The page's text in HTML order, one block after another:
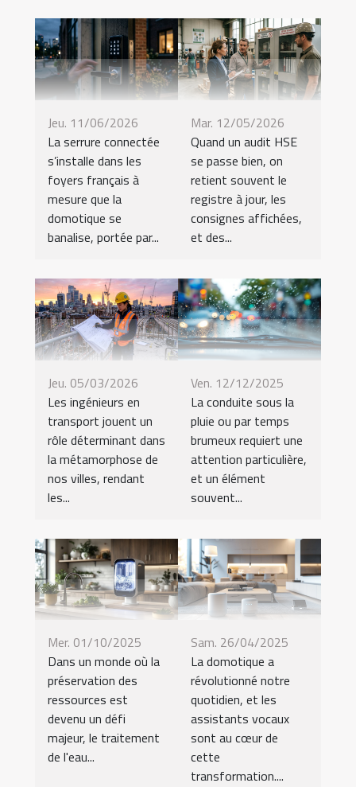
Jeu. 11/06/2026
La serrure connectée
s’installe dans les
foyers français à
mesure que la
domotique se
banalise, portée par...
Mar. 12/05/2026
Quand un audit HSE
se passe bien, on
retient souvent le
registre à jour, les
consignes affichées,
et des...
Jeu. 05/03/2026
Les ingénieurs en
transport jouent un
rôle déterminant dans
la métamorphose de
nos villes, rendant
les...
Ven. 12/12/2025
La conduite sous la
pluie ou par temps
brumeux requiert une
attention particulière,
et un élément
souvent...
Mer. 01/10/2025
Dans un monde où la
préservation des
ressources est
devenu un défi
majeur, le traitement
de l'eau...
Sam. 26/04/2025
La domotique a
révolutionné notre
quotidien, et les
assistants vocaux
sont au cœur de
cette
transformation....